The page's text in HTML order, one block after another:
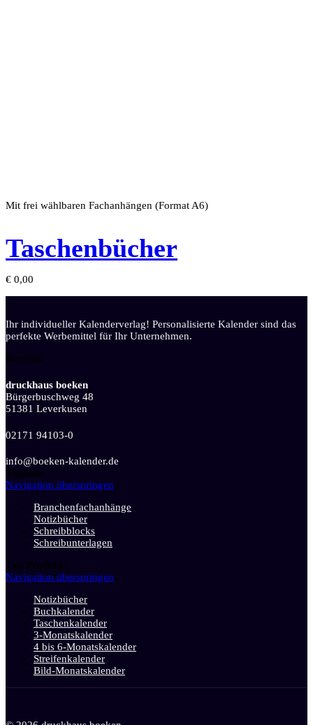
Mit frei wählbaren Fachanhängen (Format A6)
Taschenbücher
€ 0,00
Ihr individueller Kalenderverlag! Personalisierte Kalender sind das
perfekte Werbemittel für Ihr Unternehmen.
Kontakt
druckhaus boeken
Bürgerbuschweg 48
51381 Leverkusen
02171 94103-0
info@boeken-kalender.de
Toplinks
Navigation überspringen
Branchenfachanhänge
Notizbücher
Schreibblocks
Schreibunterlagen
Top Produkte
Navigation überspringen
Notizbücher
Buchkalender
Taschenkalender
3-Monatskalender
4 bis 6-Monatskalender
Streifenkalender
Bild-Monatskalender